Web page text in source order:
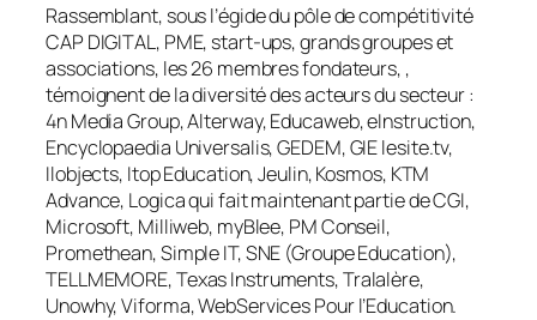
Rassemblant, sous l’égide du pôle de compétitivité
CAP DIGITAL, PME, start-ups, grands groupes et
associations, les 26 membres fondateurs, ,
témoignent de la diversité des acteurs du secteur :
4n Media Group, Alterway, Educaweb, eInstruction,
Encyclopaedia Universalis, GEDEM, GIE lesite.tv,
Ilobjects, Itop Education, Jeulin, Kosmos, KTM
Advance, Logica qui fait maintenant partie de CGI,
Microsoft, Milliweb, myBlee, PM Conseil,
Promethean, Simple IT, SNE (Groupe Education),
TELLMEMORE, Texas Instruments, Tralalère,
Unowhy, Viforma, WebServices Pour l’Education.